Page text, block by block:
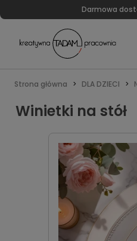
Darmowa
Strona główna DLA DZIECI
Winietki na stół